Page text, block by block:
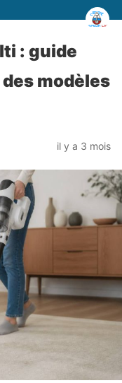
: guide
modèles
il y a 3 mois